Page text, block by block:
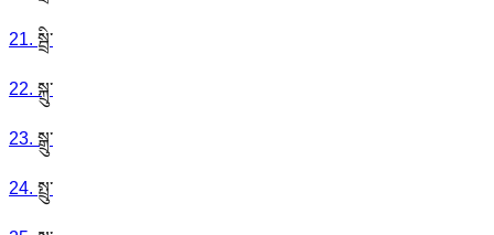
21. སྦྲི་
22. སྐྲུ་
23. སྒྲུ་
24. སྤྲུ་